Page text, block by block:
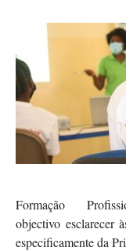
Formação
objectivo esclarecer
especificamente da